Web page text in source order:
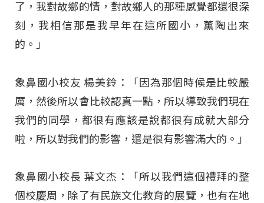
了，我對故鄉的情，對故鄉人的那種感覺都還很深
刻，我相信那是我早年在這所國小，薰陶出來
的。」
象鼻國小校友 楊美鈴：「因為那個時候是比較嚴
厲，然後所以會比較認真一點，所以導致我們現在
我們的同學，都很有應該是說都很有成就大部分
啦，所以對我們的影響，還是很有影響滿大的。」
象鼻國小校長 葉文杰：「所以我們這個禮拜的整
個校慶周，除了有民族文化教育的展覽，也有在地